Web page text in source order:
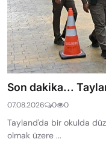
Son dakika...
07.08.2026 0 0
Tayland'da bir okulda
olmak üzere ...